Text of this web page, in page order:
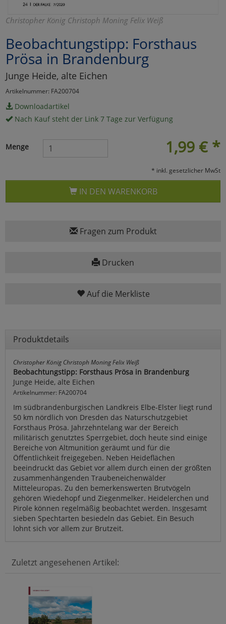
Christopher König Christoph Moning Felix Weiß
Beobachtungstipp: Forsthaus
Prösa in Brandenburg
Junge Heide, alte Eichen
Artikelnummer: FA200704
Downloadartikel
Nach Kauf steht der Link 7 Tage zur Verfügung
1,99 € *
Menge
* inkl. gesetzlicher MwSt
IN DEN WARENKORB
Fragen zum Produkt
Drucken
Auf die Merkliste
Produktdetails
Christopher König Christoph Moning Felix Weiß
Beobachtungstipp: Forsthaus Prösa in Brandenburg
Junge Heide, alte Eichen
Artikelnummer: FA200704
Im südbrandenburgischen Landkreis Elbe-Elster liegt rund
50 km nördlich von Dresden das Naturschutzgebiet
Forsthaus Prösa. Jahrzehntelang war der Bereich
militärisch genutztes Sperrgebiet, doch heute sind einige
Bereiche von Altmunition geräumt und für die
Öffentlichkeit freigegeben. Neben Heideflächen
beeindruckt das Gebiet vor allem durch einen der größten
zusammenhängenden Traubeneichenwälder
Mitteleuropas. Zu den bemerkenswerten Brutvögeln
gehören Wiedehopf und Ziegenmelker. Heidelerchen und
Pirole können regelmäßig beobachtet werden. Insgesamt
sieben Spechtarten besiedeln das Gebiet. Ein Besuch
lohnt sich vor allem zur Brutzeit.
Zuletzt angesehenen Artikel:
Marketing
Umfragetools
Cookies
Einstellungen speichern